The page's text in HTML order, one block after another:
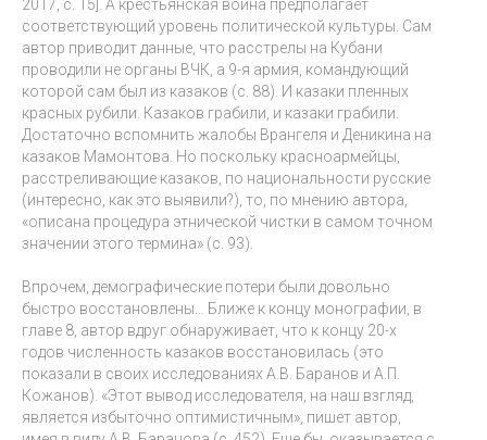
2017, с. 15]. А крестьянская война предполагает
соответствующий уровень политической культуры. Сам
автор приводит данные, что расстрелы на Кубани
проводили не органы ВЧК, а 9-я армия, командующий
которой сам был из казаков (с. 88). И казаки пленных
красных рубили. Казаков грабили, и казаки грабили.
Достаточно вспомнить жалобы Врангеля и Деникина на
казаков Мамонтова. Но поскольку красноармейцы,
расстреливающие казаков, по национальности русские
(интересно, как это выявили?), то, по мнению автора,
«описана процедура этнической чистки в самом точном
значении этого термина» (с. 93).
Впрочем, демографические потери были довольно
быстро восстановлены… Ближе к концу монографии, в
главе 8, автор вдруг обнаруживает, что к концу 20-х
годов численность казаков восстановилась (это
показали в своих исследованиях А.В. Баранов и А.П.
Кожанов). «Этот вывод исследователя, на наш взгляд,
является избыточно оптимистичным», пишет автор,